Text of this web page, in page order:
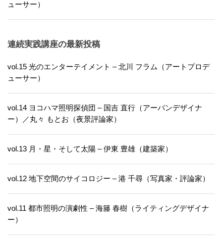
ューサー）
連続実践講座の最新投稿
vol.15 光のエンターテイメント – 北川 フラム（アートプロデ
ューサー）
vol.14 ヨコハマ照明探偵団 – 国吉 直行（アーバンデザイナ
ー）／丸々 もとお（夜景評論家）
vol.13 月・星・そして太陽 – 伊東 豊雄（建築家）
vol.12 地下空間のサイコロジー – 港 千尋（写真家・評論家）
vol.11 都市照明の演劇性 – 海籐 春樹（ライティングデザイナ
ー）